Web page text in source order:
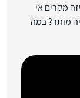
מקרים אי
מותר? במה